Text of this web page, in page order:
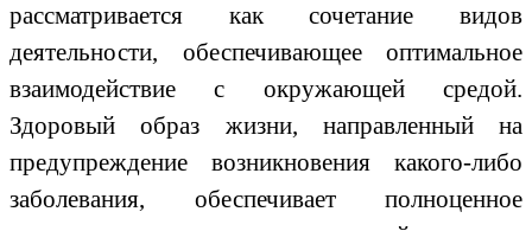
рассматривается как сочетание видов
деятельности, обеспечивающее оптимальное
взаимодействие с окружающей средой.
Здоровый образ жизни, направленный на
предупреждение возникновения какого-либо
заболевания, обеспечивает полноценное